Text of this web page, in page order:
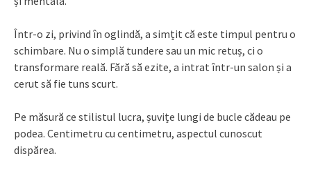
Într-o zi, privind în oglindă, a simțit că este timpul pentru o
schimbare. Nu o simplă tundere sau un mic retuș, ci o
transformare reală. Fără să ezite, a intrat într-un salon și a
cerut să fie tuns scurt.
Pe măsură ce stilistul lucra, șuvițe lungi de bucle cădeau pe
podea. Centimetru cu centimetru, aspectul cunoscut
dispărea.